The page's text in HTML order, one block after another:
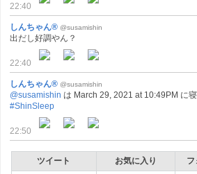
22:40
しんちゃん® @susamishin
出だし好調やん？
22:40
しんちゃん® @susamishin
@susamishin は March 29, 2021 at 10:49PM に
#ShinSleep
22:50
ツイート お気に入り フ